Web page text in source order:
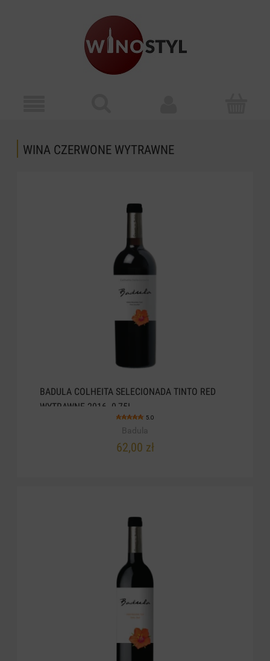
WINA CZERWONE WYTRAWNE
BADULA COLHEITA SELECIONADA TINTO RED
WYTRAWNE 2016. 0,75L
5.0
Badula
62,00 zł